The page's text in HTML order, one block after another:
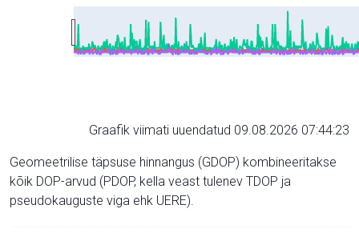
Graafik viimati uuendatud 09.08.2026 07:44:23
Geomeetrilise täpsuse hinnangus (GDOP) kombineeritakse
kõik DOP-arvud (PDOP, kella veast tulenev TDOP ja
pseudokauguste viga ehk UERE).